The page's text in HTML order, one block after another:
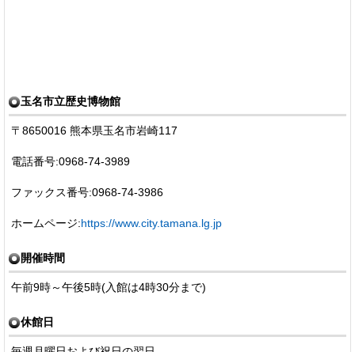
玉名市立歴史博物館
〒8650016 熊本県玉名市岩崎117
電話番号:0968-74-3989
ファックス番号:0968-74-3986
ホームページ:https://www.city.tamana.lg.jp
開催時間
午前9時～午後5時(入館は4時30分まで)
休館日